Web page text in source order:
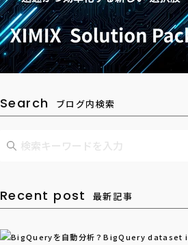
Search ブログ内検索
Recent post 最新記事